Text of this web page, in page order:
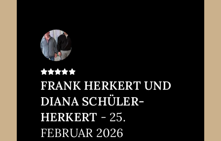
FRANK HERKERT UND
DIANA SCHÜLER-
HERKERT - 25.
FEBRUAR 2026